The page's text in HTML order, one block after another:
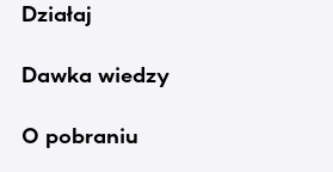
Działaj
Dawka wiedzy
O pobraniu